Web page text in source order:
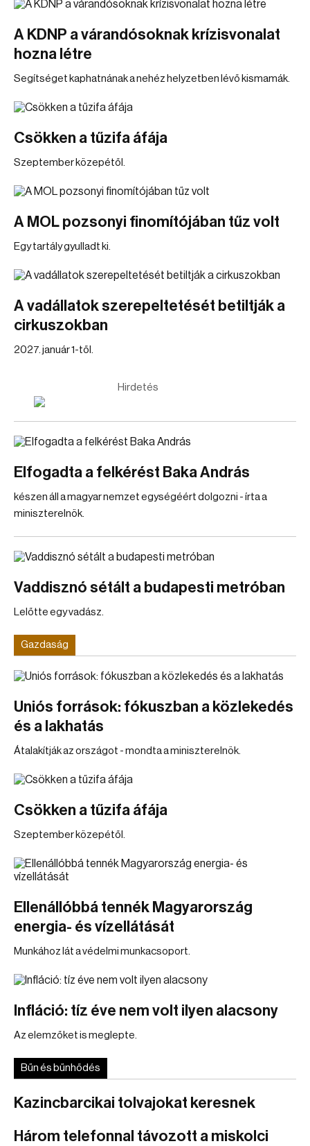
A KDNP a várandósoknak krízisvonalat
hozna létre
Segítséget kaphatnának a nehéz helyzetben lévő kismamák.
Csökken a tűzifa áfája
Szeptember közepétől.
A MOL pozsonyi finomítójában tűz volt
Egy tartály gyulladt ki.
A vadállatok szerepeltetését betiltják a
cirkuszokban
2027. január 1-től.
Hirdetés
Elfogadta a felkérést Baka András
készen áll a magyar nemzet egységéért dolgozni - írta a
miniszterelnök.
Vaddisznó sétált a budapesti metróban
Lelőtte egy vadász.
Gazdaság
Uniós források: fókuszban a közlekedés
és a lakhatás
Átalakítják az országot - mondta a miniszterelnök.
Csökken a tűzifa áfája
Szeptember közepétől.
Ellenállóbbá tennék Magyarország
energia- és vízellátását
Munkához lát a védelmi munkacsoport.
Infláció: tíz éve nem volt ilyen alacsony
Az elemzőket is meglepte.
Bűn és bűnhődés
Kazincbarcikai tolvajokat keresnek
Három telefonnal távozott a miskolci